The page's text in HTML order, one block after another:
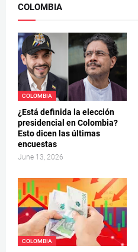
COLOMBIA
COLOMBIA
¿Está definida la elección
presidencial en Colombia?
Esto dicen las últimas
encuestas
June 13, 2026
COLOMBIA